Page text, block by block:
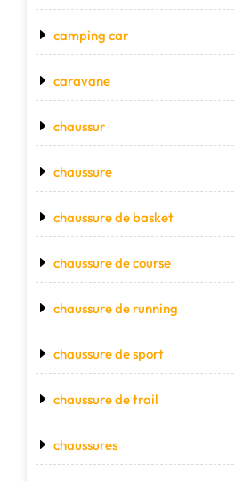
camping car
caravane
chaussur
chaussure
chaussure de basket
chaussure de course
chaussure de running
chaussure de sport
chaussure de trail
chaussures